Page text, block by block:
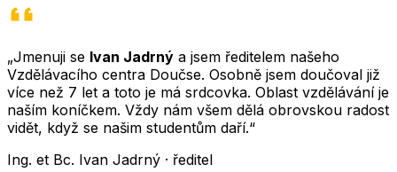
„Jmenuji se Ivan Jadrný a jsem ředitelem našeho
Vzdělávacího centra Doučse. Osobně jsem doučoval již
více než 7 let a toto je má srdcovka. Oblast vzdělávání je
naším koníčkem. Vždy nám všem dělá obrovskou radost
vidět, když se našim studentům daří.“
Ing. et Bc. Ivan Jadrný · ředitel